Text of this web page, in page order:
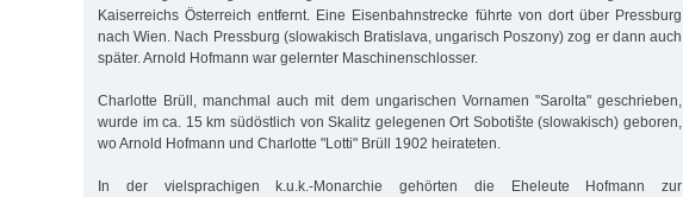
Kaiserreichs Österreich entfernt. Eine Eisenbahnstrecke führte von dort über Pressburg
nach Wien. Nach Pressburg (slowakisch Bratislava, ungarisch Poszony) zog er dann auch
später. Arnold Hofmann war gelernter Maschinenschlosser.
Charlotte Brüll, manchmal auch mit dem ungarischen Vornamen "Sarolta" geschrieben,
wurde im ca. 15 km südöstlich von Skalitz gelegenen Ort Sobotište (slowakisch) geboren,
wo Arnold Hofmann und Charlotte "Lotti" Brüll 1902 heirateten.
In der vielsprachigen k.u.k.-Monarchie gehörten die Eheleute Hofmann zur